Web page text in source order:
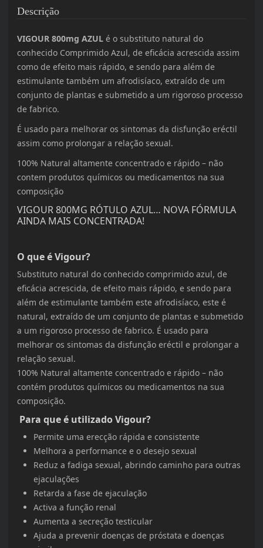
Descrição
VIGOUR 800mg AZUL é o substituto natural do
conhecido Comprimido Azul, de eficácia acrescida assim
como de efeito mais rápido, e sendo para além de
estimulante também um afrodisíaco, extraído de um
conjunto de plantas e submetido a um rigoroso processo
de fabrico.
É usado para melhorar os sintomas da disfunção eréctil
assim como prolongar a relação sexual.
100% Natural altamente concentrado e rápido – não
contem produtos químicos ou medicamentos na sua
composição
VIGOUR 800MG RÓTULO AZUL… NOVA FÓRMULA
AINDA MAIS CONCENTRADA!
O que é Vigour?
Substituto natural do conhecido comprimido azul, de
eficácia acrescida, de efeito mais rápido, e sendo para
além de estimulante também este afrodisíaco, este é
natural, extraído de um conjunto de plantas e submetido
a um rigoroso processo de fabrico. É usado para
melhorar os sintomas da disfunção eréctil e prolongar a
relação sexual.
100% Natural altamente concentrado e rápido – não
contém produtos químicos ou medicamentos na sua
composição.
Para que é utilizado Vigour?
Permite uma erecção rápida e consistente
Melhora a performance e o desejo sexual
Reduz a fadiga sexual, abrindo caminho para outras
ejaculações
Retarda a fase de ejaculação
Activa a função renal
Aumenta a secreção testicular
Ajuda a prevenir doenças de próstata e doenças